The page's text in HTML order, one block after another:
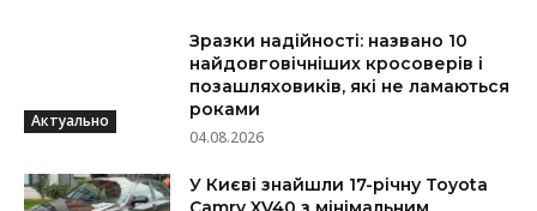
Актуально
Зразки надійності: названо 10
найдовговічніших кросоверів і
позашляховиків, які не ламаються
роками
04.08.2026
У Києві знайшли 17-річну Toyota